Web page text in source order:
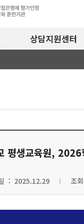
상담지원센터
평생교육원,
: 2025.12.29 | 조